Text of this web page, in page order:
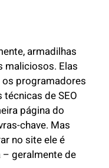
armadilhas
maliciosos. Elas
programadores
de SEO
página do
chave. Mas
no site ele é
geralmente de